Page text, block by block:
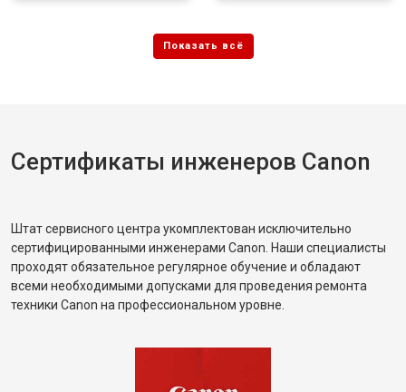
Сертификаты инженеров Canon
Штат сервисного центра укомплектован исключительно
сертифицированными инженерами Canon. Наши специалисты
проходят обязательное регулярное обучение и обладают
всеми необходимыми допусками для проведения ремонта
техники Canon на профессиональном уровне.